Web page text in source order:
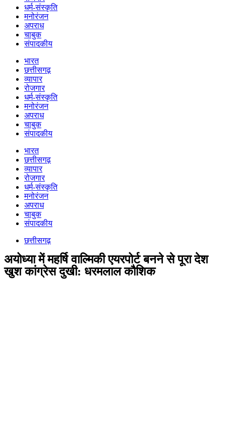
धर्म-संस्कृति
मनोरंजन
अपराध
चाबुक
संपादकीय
भारत
छत्तीसगढ़
व्यापार
रोजगार
धर्म-संस्कृति
मनोरंजन
अपराध
चाबुक
संपादकीय
भारत
छत्तीसगढ़
व्यापार
रोजगार
धर्म-संस्कृति
मनोरंजन
अपराध
चाबुक
संपादकीय
छत्तीसगढ़
अयोध्या में महर्षि वाल्मिकी एयरपोर्ट बनने से पूरा देश
खुश कांग्रेस दुखी: धरमलाल कौशिक